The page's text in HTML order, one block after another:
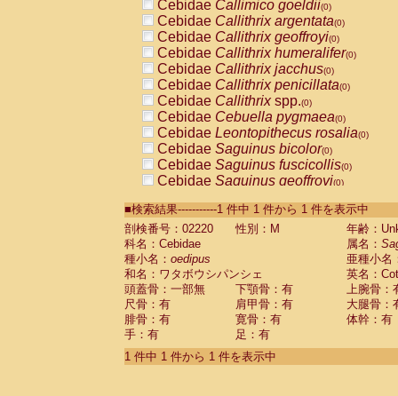
Cebidae Callimico goeldii(0)
Cebidae Callithrix argentata(0)
Cebidae Callithrix geoffroyi(0)
Cebidae Callithrix humeralifer(0)
Cebidae Callithrix jacchus(0)
Cebidae Callithrix penicillata(0)
Cebidae Callithrixspp.(0)
Cebidae Cebuella pygmaea(0)
Cebidae Leontopithecus rosalia(0)
Cebidae Saguinus bicolor(0)
Cebidae Saguinus fuscicollis(0)
Cebidae Saguinus geoffroyi(0)
CebidaeSaguinus labiatus(0)
Cebidae Saguinus leucopus (0)
Cebidae
Cebidae
CebidaeSaguinus nigricollis (0)
Cebidae Saguinus oedipus
Cebidae Saguinus weddelli
Cebidae Saguinusspp.
Cebidae Aotus trivirgatus
Cebidae Cebus albifrons
■検索結果-----------1 件中 1 件から 1 件を表示中
剖検番号：02220
性別：M
年齢：
科名：Cebidae
属名：
種小名： oedipus
亜種小名
和名：ワタボウシパンシェ
英名：
頭蓋骨：一部無
下顎骨：有
上腕骨：
尺骨：有
肩甲骨：有
大腿骨：
腓骨：有
寛骨：有
体幹：有
手：有
足：有
1 件中 1 件から 1 件を表示中